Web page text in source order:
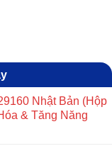
Nhật Bản (Hộp
& Tăng Năng